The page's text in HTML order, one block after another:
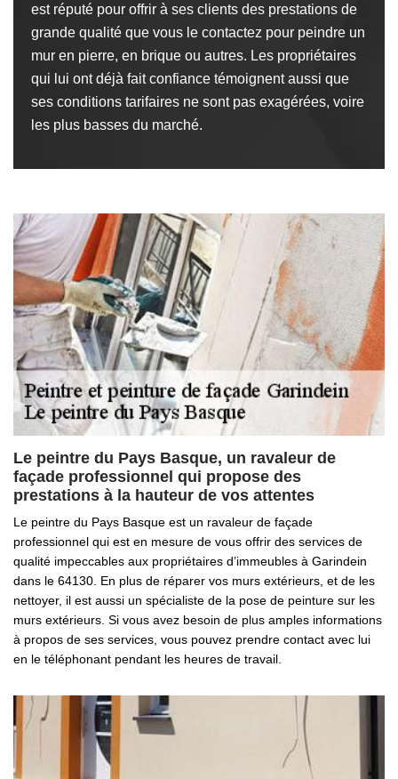
est réputé pour offrir à ses clients des prestations de
grande qualité que vous le contactez pour peindre un
mur en pierre, en brique ou autres. Les propriétaires
qui lui ont déjà fait confiance témoignent aussi que
ses conditions tarifaires ne sont pas exagérées, voire
les plus basses du marché.
Le peintre du Pays Basque, un ravaleur de
façade professionnel qui propose des
prestations à la hauteur de vos attentes
Le peintre du Pays Basque est un ravaleur de façade
professionnel qui est en mesure de vous offrir des services de
qualité impeccables aux propriétaires d’immeubles à Garindein
dans le 64130. En plus de réparer vos murs extérieurs, et de les
nettoyer, il est aussi un spécialiste de la pose de peinture sur les
murs extérieurs. Si vous avez besoin de plus amples informations
à propos de ses services, vous pouvez prendre contact avec lui
en le téléphonant pendant les heures de travail.